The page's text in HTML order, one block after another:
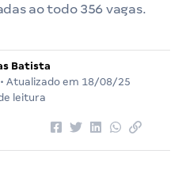
ao todo 356 vagas.
Batista
• Atualizado em 18/08/25
leitura